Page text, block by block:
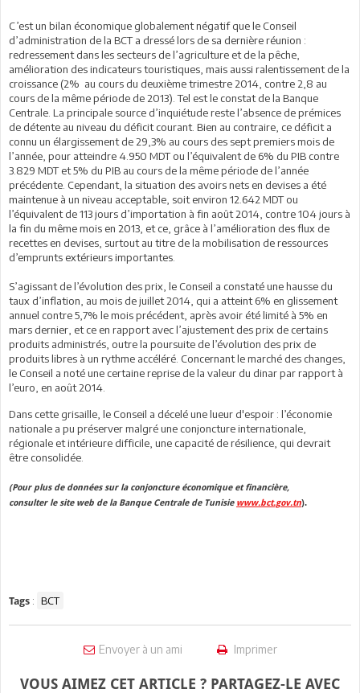
C’est un bilan économique globalement négatif que le Conseil
d’administration de la BCT a dressé lors de sa dernière réunion :
redressement dans les secteurs de l’agriculture et de la pêche,
amélioration des indicateurs touristiques, mais aussi ralentissement de la
croissance (2% au cours du deuxième trimestre 2014, contre 2,8 au
cours de la même période de 2013). Tel est le constat de la Banque
Centrale. La principale source d’inquiétude reste l’absence de prémices
de détente au niveau du déficit courant. Bien au contraire, ce déficit a
connu un élargissement de 29,3% au cours des sept premiers mois de
l’année, pour atteindre 4.950 MDT ou l’équivalent de 6% du PIB contre
3.829 MDT et 5% du PIB au cours de la même période de l’année
précédente. Cependant, la situation des avoirs nets en devises a été
maintenue à un niveau acceptable, soit environ 12.642 MDT ou
l’équivalent de 113 jours d’importation à fin août 2014, contre 104 jours à
la fin du même mois en 2013, et ce, grâce à l’amélioration des flux de
recettes en devises, surtout au titre de la mobilisation de ressources
d’emprunts extérieurs importantes.
S’agissant de l’évolution des prix, le Conseil a constaté une hausse du
taux d’inflation, au mois de juillet 2014, qui a atteint 6% en glissement
annuel contre 5,7% le mois précédent, après avoir été limité à 5% en
mars dernier, et ce en rapport avec l’ajustement des prix de certains
produits administrés, outre la poursuite de l’évolution des prix de
produits libres à un rythme accéléré. Concernant le marché des changes,
le Conseil a noté une certaine reprise de la valeur du dinar par rapport à
l’euro, en août 2014.
Dans cette grisaille, le Conseil a décelé une lueur d'espoir : l’économie
nationale a pu préserver malgré une conjoncture internationale,
régionale et intérieure difficile, une capacité de résilience, qui devrait
être consolidée.
(Pour plus de données sur la conjoncture économique et financière,
consulter le site web de la Banque Centrale de Tunisie www.bct.gov.tn).
Tags : BCT
Envoyer à un ami Imprimer
VOUS AIMEZ CET ARTICLE ? PARTAGEZ-LE AVEC